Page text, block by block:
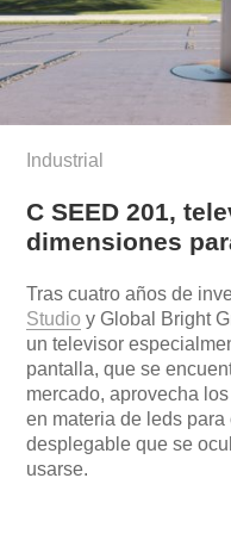
Industrial
C SEED 201,
dimensiones
Tras cuatro años de
Studio y Global Bright
un televisor
pantalla, que se
mercado, aprovecha
en materia de leds
desplegable que se
usarse.